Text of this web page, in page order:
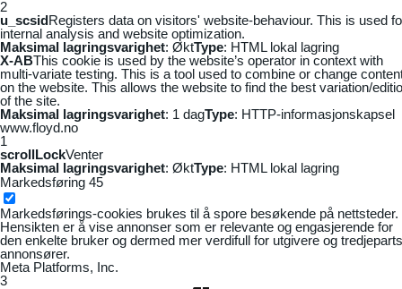
2
u_scsidRegisters data on visitors' website-behaviour. This is used
internal analysis and website optimization.
Maksimal lagringsvarighet: ØktType: HTML lokal lagring
X-ABThis cookie is used by the website’s operator in context with
multi-variate testing. This is a tool used to combine or change
on the website. This allows the website to find the best variation/
of the site.
Maksimal lagringsvarighet: 1 dagType: HTTP-informasjonskapsel
www.floyd.no
1
scrollLockVenter
Maksimal lagringsvarighet: ØktType: HTML lokal lagring
Markedsføring 45
Markedsførings-cookies brukes til å spore besøkende på nettsteder.
Hensikten er å vise annonser som er relevante og engasjerende for
den enkelte bruker og dermed mer verdifull for utgivere og tredjeparts
annonsører.
Meta Platforms, Inc.
3